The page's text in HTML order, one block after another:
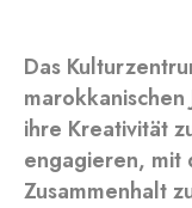
Das
marokkanischen
ihre Kreativität
engagieren, mit
Zusammenhalt